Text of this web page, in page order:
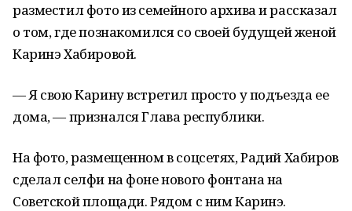
разместил фото из семейного архива и рассказал
о том, где познакомился со своей будущей женой
Каринэ Хабировой.
— Я свою Карину встретил просто у подъезда ее
дома, — признался Глава республики.
На фото, размещенном в соцсетях, Радий Хабиров
сделал селфи на фоне нового фонтана на
Советской площади. Рядом с ним Каринэ.